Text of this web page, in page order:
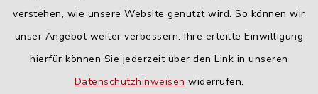
verstehen, wie unsere Website genutzt wird. So können wir
unser Angebot weiter verbessern. Ihre erteilte Einwilligung
hierfür können Sie jederzeit über den Link in unseren
Datenschutzhinweisen widerrufen.
geschlossen
Quicklinks